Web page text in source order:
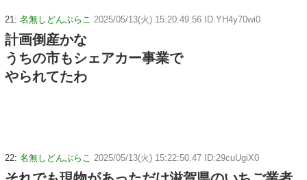
21: 名無しどんぶらこ 2025/05/13(火) 15:20:49.56 ID:YH4y70wi0
計画倒産かな
うちの市もシェアカー事業で
やられてたわ
22: 名無しどんぶらこ 2025/05/13(火) 15:22:50.47 ID:29cuUgiX0